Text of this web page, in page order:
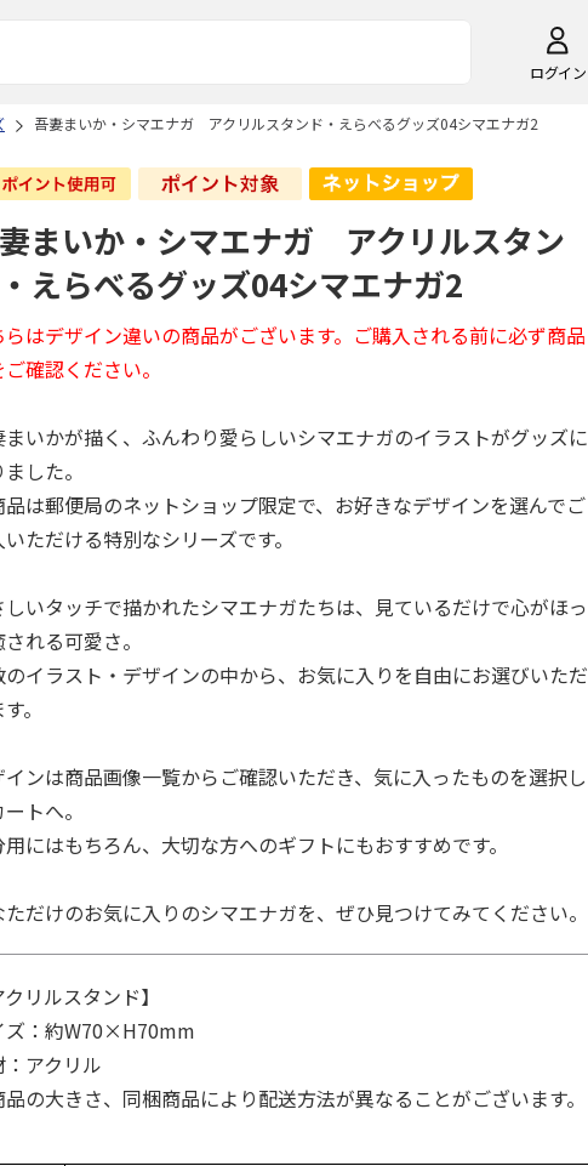
ログイン
吾妻まいか・シマエナガ アクリルスタンド・えらべるグッズ04シマエナガ2
まいか・シマエナガ アクリルスタン
えらべるグッズ04シマエナガ2
らはデザイン違いの商品がございます。ご購入される前に必ず商品
確認ください。
まいかが描く、ふんわり愛らしいシマエナガのイラストがグッズに
した。
品は郵便局のネットショップ限定で、お好きなデザインを選んでご
ただける特別なシリーズです。
しいタッチで描かれたシマエナガたちは、見ているだけで心がほっ
される可愛さ。
のイラスト・デザインの中から、お気に入りを自由にお選びいただ
。
インは商品画像一覧からご確認いただき、気に入ったものを選択し
トへ。
用にはもちろん、大切な方へのギフトにもおすすめです。
ただけのお気に入りのシマエナガを、ぜひ見つけてみてください。
クリルスタンド】
ズ：約W70×H70mm
：アクリル
の大きさ、同梱商品により配送方法が異なることがございます。